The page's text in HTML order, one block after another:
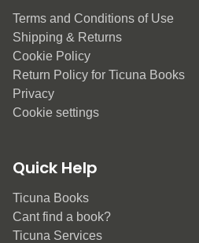
Terms and Conditions of Use
Shipping & Returns
Cookie Policy
Return Policy for Ticuna Books
Privacy
Cookie settings
Quick Help
Ticuna Books
Cant find a book?
Ticuna Services